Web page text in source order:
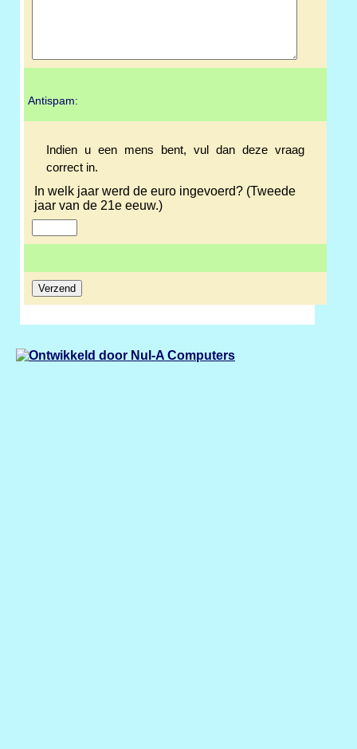
Antispam:
Indien u een mens bent, vul dan deze vraag
correct in.
In welk jaar werd de euro ingevoerd? (Tweede
jaar van de 21e eeuw.)